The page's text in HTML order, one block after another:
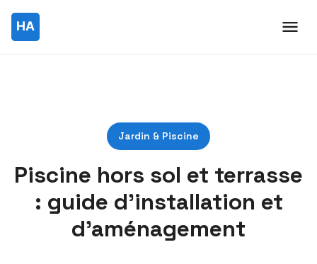
Jardin & Piscine
Piscine hors sol et terrasse
: guide d’installation et
d’aménagement